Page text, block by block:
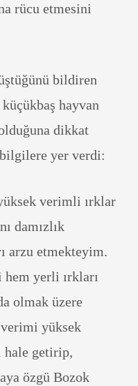
rücu etmesini
bildiren
hayvan
dikkat
bilgilere yer verdi:
verimli ırklar
damızlık
arzu etmekteyim.
yerli ırkları
olmak üzere
verimi yüksek
hale getirip,
özgü Bozok